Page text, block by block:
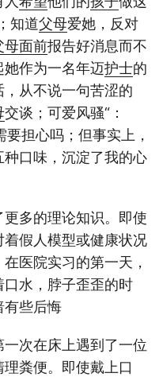
知道父母爱她，反对
母面前报告好消息而不
她作为一名年迈护士的
，从不说一句苦涩的
交谈；可爱风骚“：
担心吗；但事实上，
口味，沉淀了我的心
多的理论知识。即使
假人模型或健康状况
在医院实习的第一天，
口水，脖子歪歪的时
有些后悔
次在床上遇到了一位
理粪便。即使戴上口